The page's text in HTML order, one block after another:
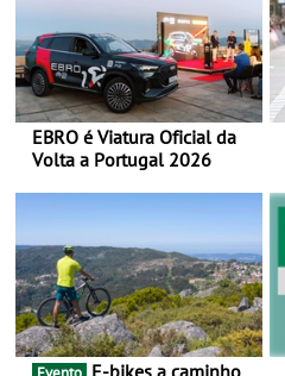
EBRO é Viatura Oficial da
Volta a Portugal 2026